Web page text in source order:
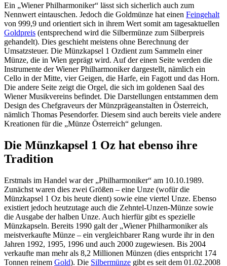
Ein „Wiener Philharmoniker“ lässt sich sicherlich auch zum
Nennwert eintauschen. Jedoch die Goldmünze hat einen Feingehalt
von 999,9 und orientiert sich in ihrem Wert somit am tagesaktuellen
Goldpreis (entsprechend wird die Silbermünze zum Silberpreis
gehandelt). Dies geschieht meistens ohne Berechnung der
Umsatzsteuer. Die Münzkapsel 1 Ozdient zum Sammeln einer
Münze, die in Wien geprägt wird. Auf der einen Seite werden die
Instrumente der Wiener Philharmoniker dargestellt, nämlich ein
Cello in der Mitte, vier Geigen, die Harfe, ein Fagott und das Horn.
Die andere Seite zeigt die Orgel, die sich im goldenen Saal des
Wiener Musikvereins befindet. Die Darstellungen entstammen dem
Design des Chefgraveurs der Münzprägeanstalten in Österreich,
nämlich Thomas Pesendorfer. Diesem sind auch bereits viele andere
Kreationen für die „Münze Österreich“ gelungen.
Die Münzkapsel 1 Oz hat ebenso ihre
Tradition
Erstmals im Handel war der „Philharmoniker“ am 10.10.1989.
Zunächst waren dies zwei Größen – eine Unze (wofür die
Münzkapsel 1 Oz bis heute dient) sowie eine viertel Unze. Ebenso
existiert jedoch heutzutage auch die Zehntel-Unzen-Münze sowie
die Ausgabe der halben Unze. Auch hierfür gibt es spezielle
Münzkapseln. Bereits 1990 galt der „Wiener Philharmoniker als
meistverkaufte Münze – ein vergleichbarer Rang wurde ihr in den
Jahren 1992, 1995, 1996 und auch 2000 zugewiesen. Bis 2004
verkaufte man mehr als 8,2 Millionen Münzen (dies entspricht 174
Tonnen reinem Gold). Die Silbermünze gibt es seit dem 01.02.2008